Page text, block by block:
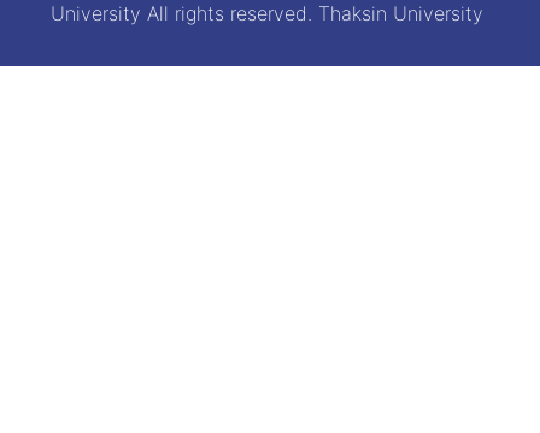
University All rights reserved. Thaksin University